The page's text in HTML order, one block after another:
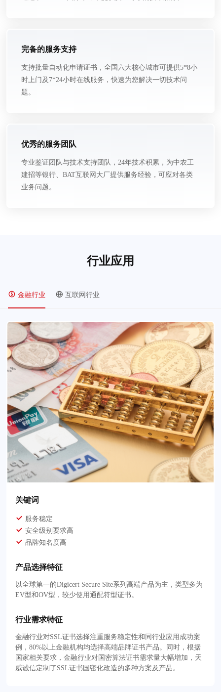
完备的服务支持
支持批量自动化申请证书，全国六大核心城市可提供5*8小
时上门及7*24小时在线服务，快速为您解决一切技术问
题。
优秀的服务团队
专业鉴证团队与技术支持团队，24年技术积累，为中农工
建招等银行、BAT互联网大厂提供服务经验，可应对各类
业务问题。
行业应用
金融行业 互联网行业
关键词
服务稳定
安全级别要求高
品牌知名度高
产品选择特征
以全球第一的Digicert Secure Site系列高端产品为主，类型多为
EV型和OV型，较少使用通配符型证书。
行业需求特征
金融行业对SSL证书选择注重服务稳定性和同行业应用成功案
例，80%以上金融机构均选择高端品牌证书产品。同时，根据
国家相关要求，金融行业对国密算法证书需求量大幅增加，天
威诚信定制了SSL证书国密化改造的多种方案及产品。